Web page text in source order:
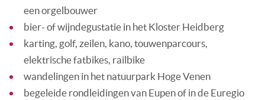
een orgelbouwer
bier- of wijndegustatie in het Kloster Heidberg
karting, golf, zeilen, kano, touwenparcours,
elektrische fatbikes, railbike
wandelingen in het natuurpark Hoge Venen
begeleide rondleidingen van Eupen of in de Euregio